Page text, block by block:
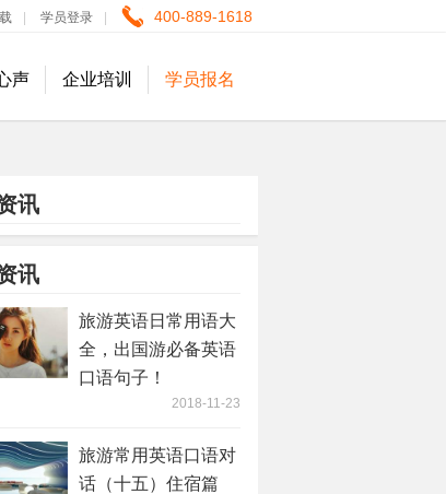
学员登录 400-889-1618
声 企业培训 学员报名
讯
讯
旅游英语日常用语大
全，出国游必备英语
口语句子！
2018-11-23
旅游常用英语口语对
话（十五）住宿篇